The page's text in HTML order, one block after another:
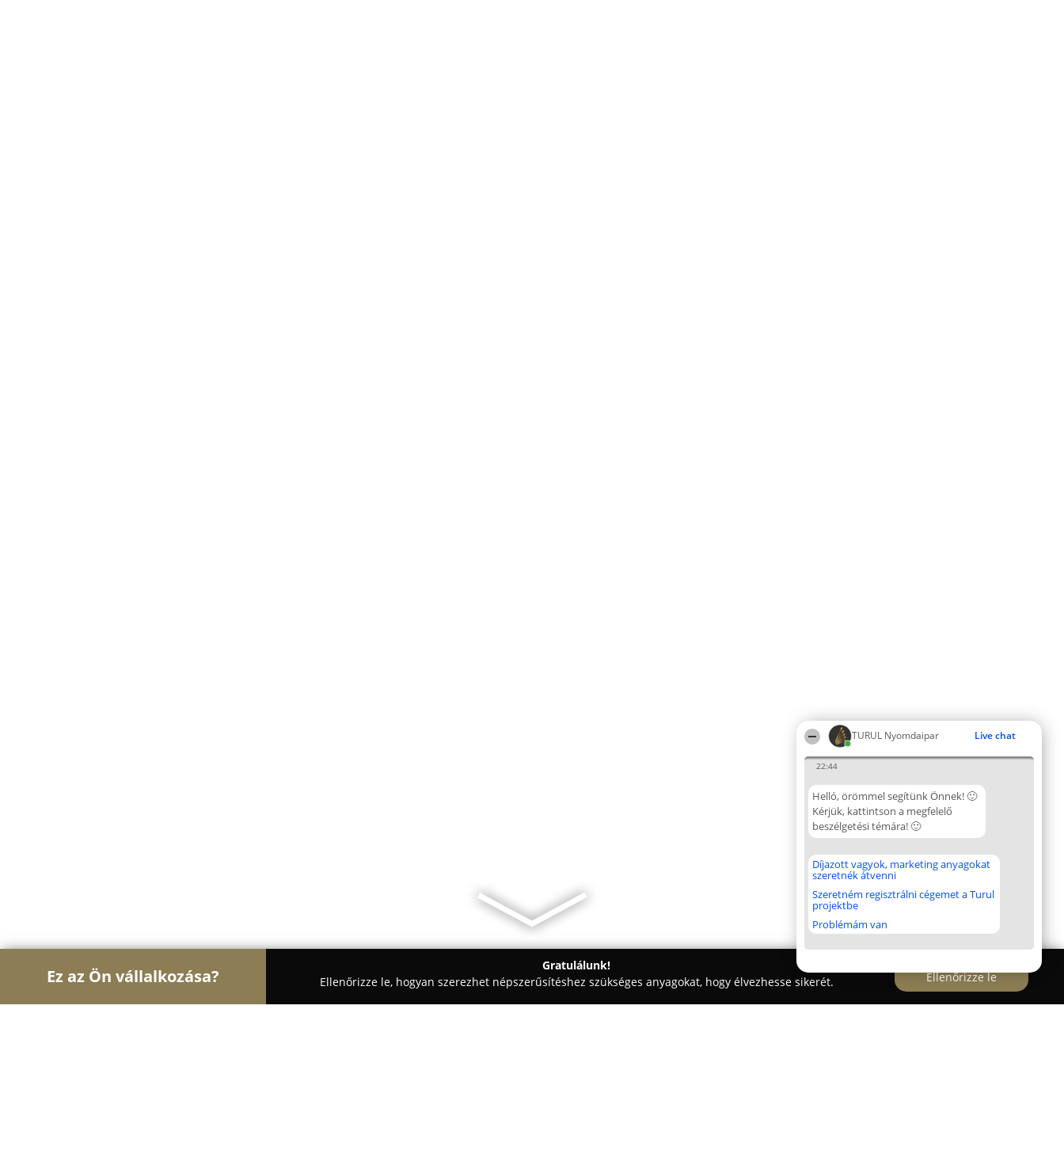
TURUL Nyomdaipar Live chat
22:44
Helló, örömmel segítünk Önnek! 🙂
Kérjük, kattintson a megfelelő
beszélgetési témára! 🙂
Díjazott vagyok, marketing anyagokat
szeretnék átvenni
Szeretném regisztrálni cégemet a Turul
projektbe
Problémám van
Ez az Ön vállalkozása?
Gratulálunk!
Ellenőrizze le, hogyan szerezhet népszerűsítéshez szükséges anyagokat, hogy élvezhesse sikerét.
Ellenőrizze le